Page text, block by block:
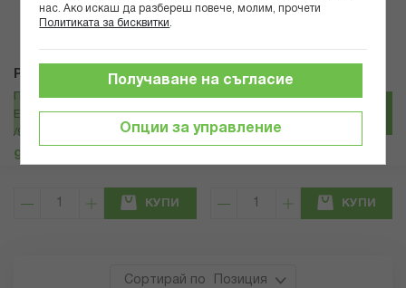
Pampers
ПАМПЕРС БАНСКИ ЗА
ЕДНОКРАТНА УПОТРЕБА MAXI 4
/9-15кг/ Х 11 БР
9,56 € / 18.70 лв.
КУПИ
Pampers
ПАМПЕРС ПРЕМИУМ КЕЪР
ПЕЛЕНИ МИНИ SMP 2 /4-8 кг/ Х 23
БР
КУПИ
Позиция
нас. Ако искаш да разбереш повече, молим, прочети
Политиката за бисквитки
Опции за управление
Получаване на съгласие